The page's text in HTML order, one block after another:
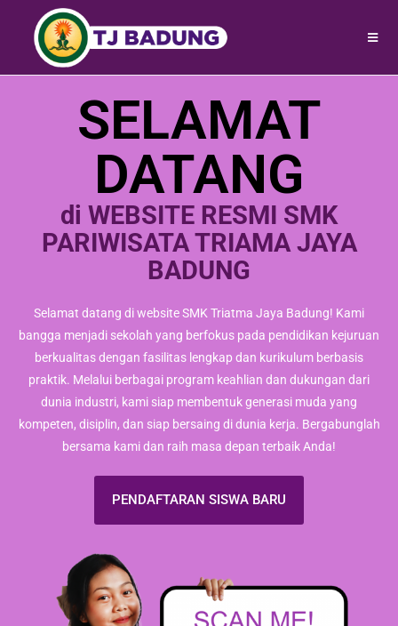
SELAMAT
DATANG
di WEBSITE RESMI SMK
PARIWISATA TRIAMA JAYA
BADUNG
Selamat datang di website SMK Triatma Jaya Badung! Kami
bangga menjadi sekolah yang berfokus pada pendidikan kejuruan
berkualitas dengan fasilitas lengkap dan kurikulum berbasis
praktik. Melalui berbagai program keahlian dan dukungan dari
dunia industri, kami siap membentuk generasi muda yang
kompeten, disiplin, dan siap bersaing di dunia kerja. Bergabunglah
bersama kami dan raih masa depan terbaik Anda!
PENDAFTARAN SISWA BARU